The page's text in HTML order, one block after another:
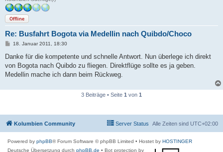
Offline
Re: Busfahrt Bogota via Medellin nach Quibdo/Choco
B
i
r
a
18. Januar 2011, 18:30
Danke für die kompetente und schnelle Antwort. Nun überlege ich direkt
von Bogota nach Quibdo zu fliegen. Direktflüge sollte es ja geben.
Medellin mache ich dann beim Rückweg.
3 Beiträge • Seite 1 von 1
Kolumbien Community Alle Zeiten sind UTC+02:00
Server Status
Powered by phpBB® Forum Software © phpBB Limited • Hostet by HOSTINGER
Deutsche Übersetzung durch phpBB.de • Bot protection by